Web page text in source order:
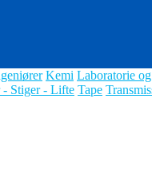
Kemi Laboratorie
- Stiger - Lifte Tape